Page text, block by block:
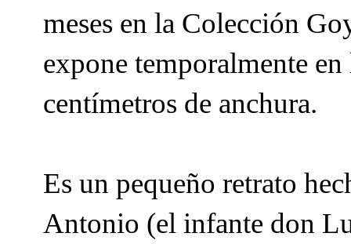
meses en la Colección
expone temporalmente
centímetros de anchura.
Es un pequeño retrato
Antonio (el infante don